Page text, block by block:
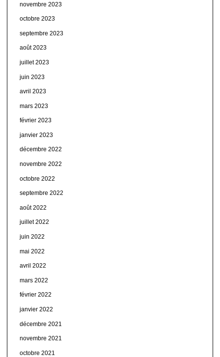
novembre 2023
octobre 2023
septembre 2023
août 2023
juillet 2023
juin 2023
avril 2023
mars 2023
février 2023
janvier 2023
décembre 2022
novembre 2022
octobre 2022
septembre 2022
août 2022
juillet 2022
juin 2022
mai 2022
avril 2022
mars 2022
février 2022
janvier 2022
décembre 2021
novembre 2021
octobre 2021